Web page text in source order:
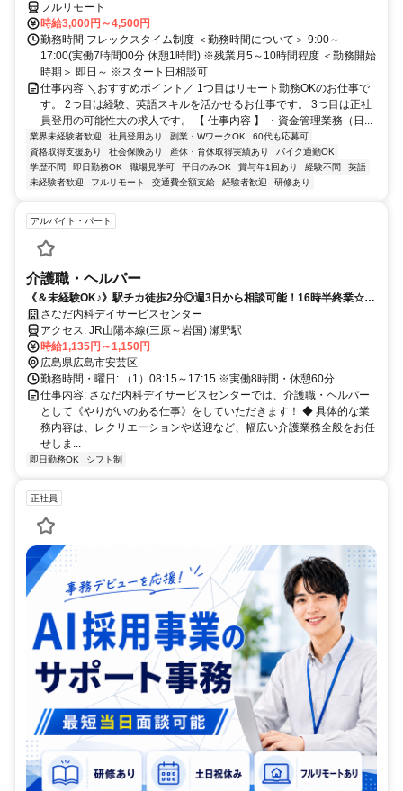
フルリモート
時給3,000円～4,500円
勤務時間 フレックスタイム制度 ＜勤務時間について＞ 9:00～
17:00(実働7時間00分 休憩1時間) ※残業月5～10時間程度 ＜勤務開始
時期＞ 即日～ ※スタート日相談可
仕事内容 ＼おすすめポイント／ 1つ目はリモート勤務OKのお仕事で
す。 2つ目は経験、英語スキルを活かせるお仕事です。 3つ目は正社
員登用の可能性大の求人です。 【 仕事内容 】 ・資金管理業務（日...
業界未経験者歓迎 社員登用あり 副業・WワークOK
60代も応募可
資格取得支援あり
社会保険あり 産休・育休取得実績あり
バイク通勤OK
学歴不問
即日勤務OK 職場見学可 平日のみOK 賞与年1回あり 経験不問
英語
未経験者歓迎
フルリモート 交通費全額支給 経験者歓迎 研修あり
アルバイト・パート
介護職・ヘルパー
《＆未経験OK♪》駅チカ徒歩2分◎週3日から相談可能！16時半終業☆残
業基本なし！
さなだ内科デイサービスセンター
アクセス: JR山陽本線(三原～岩国) 瀬野駅
時給1,135円～1,150円
広島県広島市安芸区
勤務時間・曜日: （1）08:15～17:15 ※実働8時間・休憩60分
仕事内容: さなだ内科デイサービスセンターでは、介護職・ヘルパー
として《やりがいのある仕事》をしていただきます！ ◆ 具体的な業
務内容は、レクリエーションや送迎など、幅広い介護業務全般をお任
せしま...
即日勤務OK シフト制
正社員